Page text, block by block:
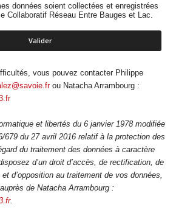
données soient collectées et enregistrées
Collaboratif Réseau Entre Bauges et Lac.
vous pouvez contacter Philippe
ou Natacha Arrambourg :
et libertés du 6 janvier 1978 modifiée
679 du 27 avril 2016 relatif à la protection des
du traitement des données à caractère
d’un droit d’accès, de rectification, de
d’opposition au traitement de vos données,
de Natacha Arrambourg :
.